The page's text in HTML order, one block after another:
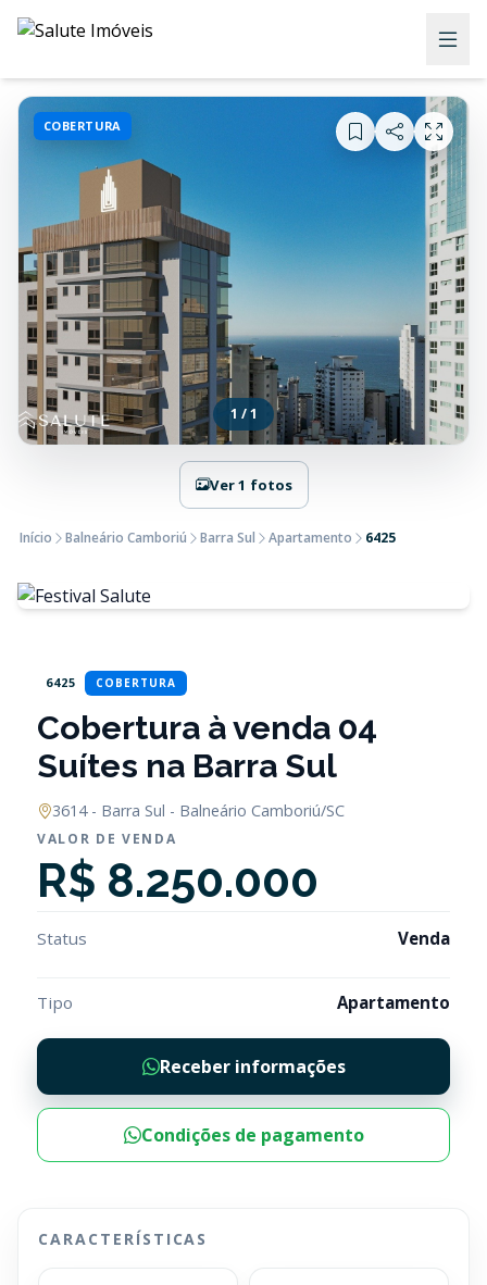
COBERTURA
1 / 1
Ver 1 fotos
Início Balneário Camboriú Barra Sul Apartamento 6425
6425 COBERTURA
Cobertura à venda 04
Suítes na Barra Sul
3614 - Barra Sul - Balneário Camboriú/SC
VALOR DE VENDA
R$ 8.250.000
Status Venda
Tipo Apartamento
Receber informações
Condições de pagamento
CARACTERÍSTICAS